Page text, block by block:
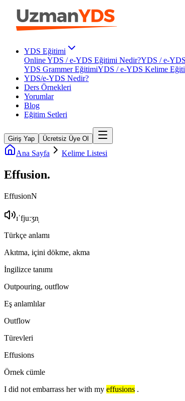
YDS Eğitimi
Online YDS / e-YDS Eğitimi Nedir?YDS / e-
YDS Grammer EğitimiYDS / e-YDS Kelime
YDS/e-YDS Nedir?
Ders Örnekleri
Yorumlar
Blog
Eğitim Setleri
Giriş Yap Ücretsiz Üye Ol
Ana Sayfa Kelime Listesi
Effusion.
EffusionN
ɪˈfjuːʒn̩
Türkçe anlamı
Akıtma, içini dökme, akma
İngilizce tanımı
Outpouring, outflow
Eş anlamlılar
Outflow
Türevleri
Effusions
Örnek cümle
I did not embarrass her with my effusions .